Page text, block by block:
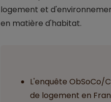
logement et
en matière d'habitat.
L'enquête ObSoCo/
de logement en